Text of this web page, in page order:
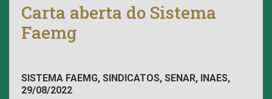
Carta aberta do Sistema
Faemg
SISTEMA FAEMG, SINDICATOS, SENAR, INAES,
FAEMG
29/08/2022